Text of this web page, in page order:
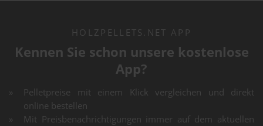
HOLZPELLETS.NET APP
Kennen Sie schon unsere kostenlose
App?
Pelletpreise mit einem Klick vergleichen und direkt
online bestellen
Mit Preisbenachrichtigungen immer auf dem aktuellen